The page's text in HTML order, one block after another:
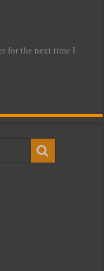
for the next time I